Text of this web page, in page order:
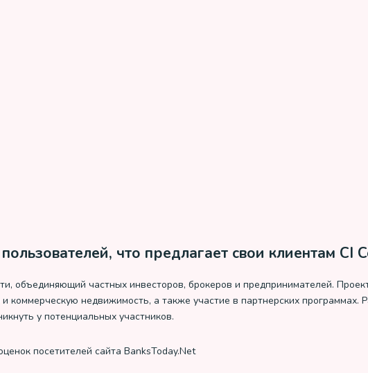
что предлагает свои клиентам CI
объединяющий частных инвесторов, брокеров и предпринимателей.
недвижимость, а также участие в партнерских программах.
у потенциальных участников.
посетителей сайта BanksToday.Net